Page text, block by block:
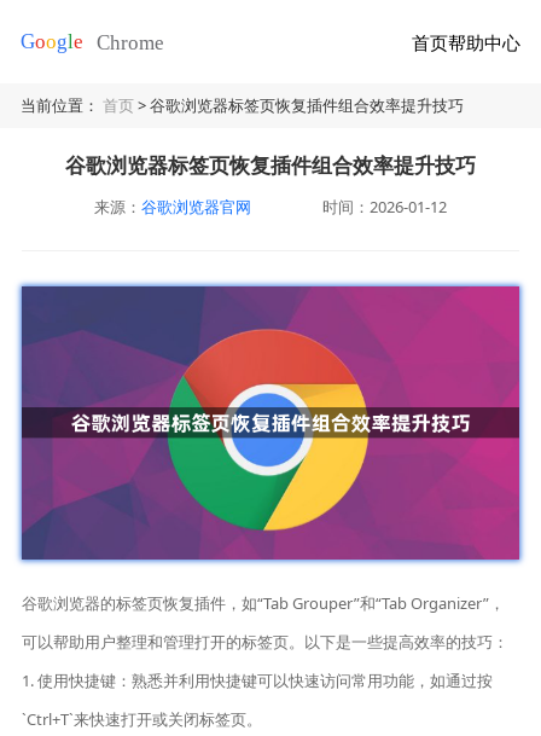
首页帮助中心
当前位置：首页> 谷歌浏览器标签页恢复插件组合效率提升技巧
谷歌浏览器标签页恢复插件组合效率提升技巧
来源： 谷歌浏览器官网 时间：2026-01-12
谷歌浏览器的标签页恢复插件，如“Tab Grouper”和“Tab Organizer”，
可以帮助用户整理和管理打开的标签页。以下是一些提高效率的技巧：
1. 使用快捷键：熟悉并利用快捷键可以快速访问常用功能，如通过按
`Ctrl+T`来快速打开或关闭标签页。